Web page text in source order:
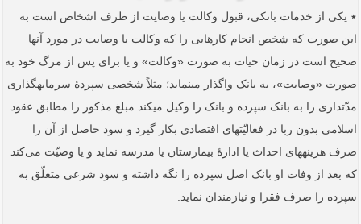
٭ یکی از خدمات بانکی، قبول وکالت یا وصایت از طرف اشخاص است به
این صورت که شخص انجام کارهایی را که وکالت یا وصایت در مورد آنها
صحیح است در زمان حیات به صورت «وکالت» و یا برای پس از مرگ خود به
صورت «وصایت»، به بانک‏ واگذار می­نماید؛ مثلاً شخصی سپردۀ سرمایه‏گذاری
مدّت‏داری را به بانک سپرده و بانک را وکیل می‏کند مبلغ مذکور را مطابق عقود
اسلامی بدون ربا در فعالیّت­های اقتصادی بکار گیرد و سود حاصل از آن را
صرف هزینه‏های احداث یا ادارۀ بیمارستان یا مدرسه نماید و یا وصیّت می‌کند
که بعد از وفات او بانک اصل سپرده را نگه داشته و سود شرعی متعلّق به
سپرده را صرف فقرا و نیازمندان نماید.